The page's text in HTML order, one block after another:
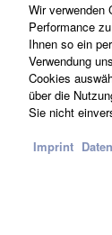
Wir verwenden
Performance
Ihnen so ein
Verwendung
Cookies
über die
Sie nicht
Imprint